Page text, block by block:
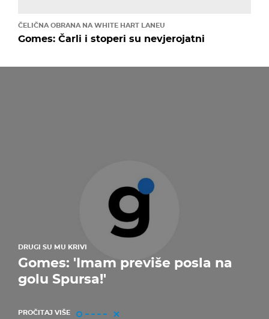
ČELIČNA OBRANA NA WHITE HART LANEU
Gomes: Čarli i stoperi su nevjerojatni
DRUGI SU MU KRIVI
Gomes: 'Imam previše posla na
golu Spursa!'
PROČITAJ VIŠE